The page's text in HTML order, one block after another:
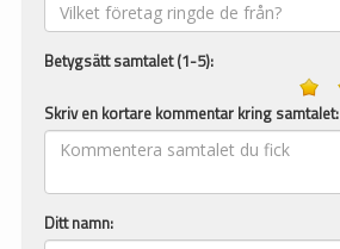
Betygsätt samtalet (1-5):
Skriv en kortare kommentar kring samtalet:
Ditt namn: